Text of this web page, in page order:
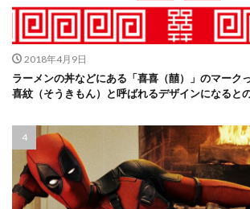
2018年4月9日
ラーメンの丼などにある「喜喜（囍）」のマーク
喜紋（そうきもん）と呼ばれるデザインになるとの